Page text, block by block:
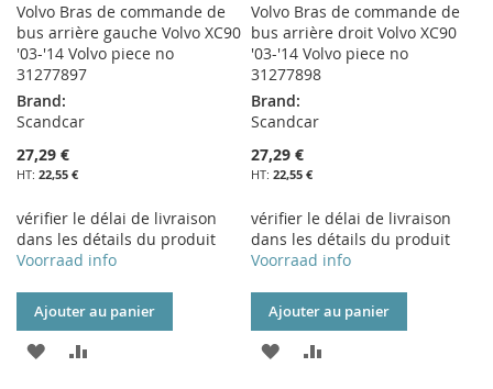
Volvo Bras de commande de
bus arrière gauche Volvo XC90
'03-'14 Volvo piece no
31277897
Brand:
Scandcar
27,29 €
22,55 €
vérifier le délai de livraison
dans les détails du produit
Voorraad info
Ajouter au panier
AJOUTER
Volvo Bras de commande de
bus arrière droit Volvo XC90
'03-'14 Volvo piece no
31277898
Brand:
Scandcar
27,29 €
22,55 €
vérifier le délai de livraison
dans les détails du produit
Voorraad info
Ajouter au panier
AJOUTER